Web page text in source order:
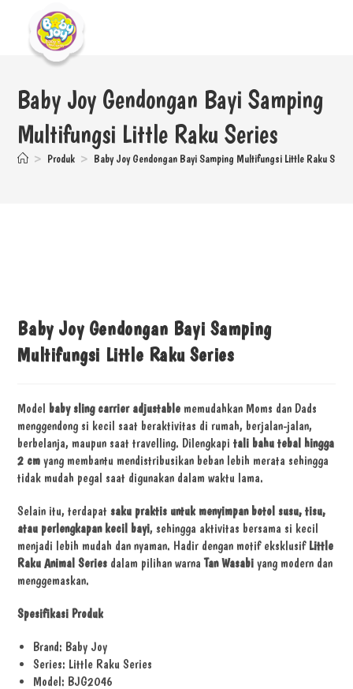
Baby Joy Gendongan Bayi Samping
Multifungsi Little Raku Series
> Produk > Baby Joy Gendongan Bayi Samping Multifungsi Little Raku
Baby Joy Gendongan Bayi Samping
Multifungsi Little Raku Series
Model baby sling carrier adjustable memudahkan Moms dan Dads
menggendong si kecil saat beraktivitas di rumah, berjalan-jalan,
berbelanja, maupun saat travelling. Dilengkapitali bahu tebal hingga
2 cm yang membantu mendistribusikan beban lebih merata sehingga
tidak mudah pegal saat digunakan dalam waktu lama.
Selain itu, terdapatsaku praktis untuk menyimpan botol susu, tisu,
atau perlengkapan kecil bayi, sehingga aktivitas bersama si kecil
menjadi lebih mudah dan nyaman. Hadir dengan motif eksklusif Little
Raku Animal Series dalam pilihan warnaTan Wasabi yang modern dan
menggemaskan.
Spesifikasi Produk
Brand: Baby Joy
Series: Little Raku Series
Model: BJG2046